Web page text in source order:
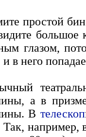
простой
большое
глазом,
и в него
а в
В телескоп
Так, например,